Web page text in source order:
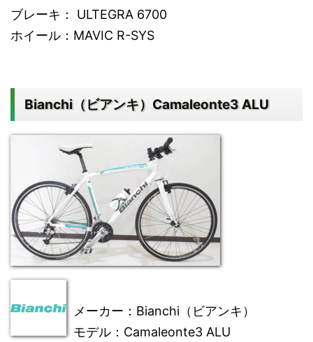
ブレーキ： ULTEGRA 6700
ホイール：MAVIC R-SYS
Bianchi（ビアンキ）Camaleonte3 ALU
メーカー ：Bianchi（ビアンキ）
モデル ：Camaleonte3 ALU